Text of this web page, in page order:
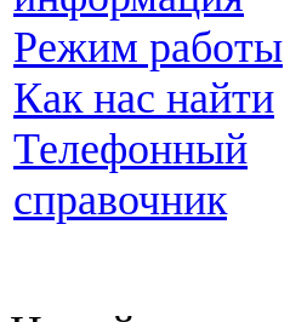
Режим работы
Как нас найти
Телефонный
справочник